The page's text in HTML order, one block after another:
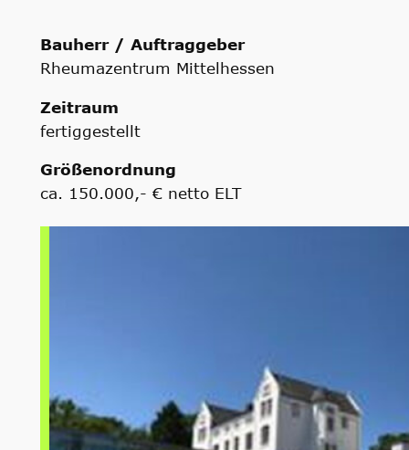
Bauherr / Auftraggeber
Rheumazentrum Mittelhessen
Zeitraum
fertiggestellt
Größenordnung
ca. 150.000,- € netto ELT